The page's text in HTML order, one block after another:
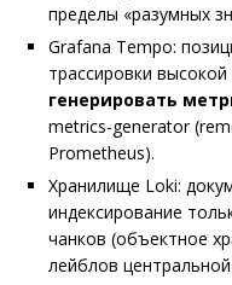
пределы «разумных
Grafana Tempo:
трассировки
генерировать
metrics-generator
Prometheus).
Хранилище Loki:
индексирование
чанков (объектное
лейблов